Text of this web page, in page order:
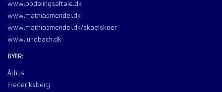
www.bodelingsaftale.dk
www.mathiasmendel.dk
www.mathiasmendel.dk/skaelskoer
www.lundbach.dk
BYER:
Århus
Frederiksberg